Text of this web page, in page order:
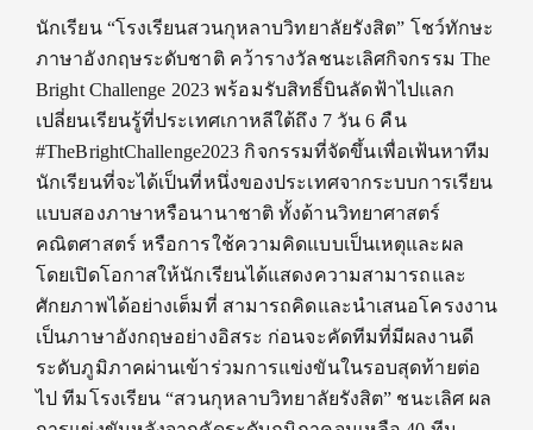
นักเรียน “โรงเรียนสวนกุหลาบวิทยาลัยรังสิต” โชว์ทักษะ
ภาษาอังกฤษระดับชาติ คว้ารางวัลชนะเลิศกิจกรรม The
Bright Challenge 2023 พร้อมรับสิทธิ์บินลัดฟ้าไปแลก
เปลี่ยนเรียนรู้ที่ประเทศเกาหลีใต้ถึง 7 วัน 6 คืน
#TheBrightChallenge2023 กิจกรรมที่จัดขึ้นเพื่อเฟ้นหาทีม
นักเรียนที่จะได้เป็นที่หนึ่งของประเทศจากระบบการเรียน
แบบสองภาษาหรือนานาชาติ ทั้งด้านวิทยาศาสตร์
คณิตศาสตร์ หรือการใช้ความคิดแบบเป็นเหตุและผล
โดยเปิดโอกาสให้นักเรียนได้แสดงความสามารถและ
ศักยภาพได้อย่างเต็มที่ สามารถคิดและนำเสนอโครงงาน
เป็นภาษาอังกฤษอย่างอิสระ ก่อนจะคัดทีมที่มีผลงานดี
ระดับภูมิภาคผ่านเข้าร่วมการแข่งขันในรอบสุดท้ายต่อ
ไป ทีมโรงเรียน “สวนกุหลาบวิทยาลัยรังสิต” ชนะเลิศ ผล